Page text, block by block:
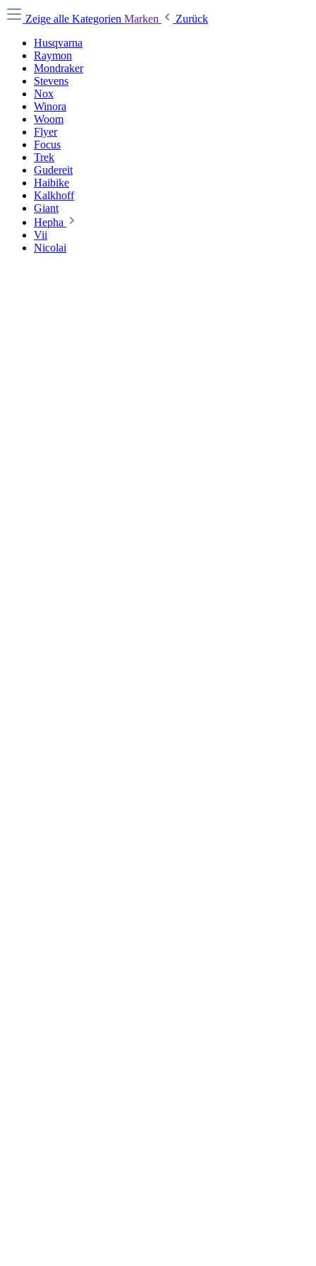
Zeige alle Kategorien Marken
Zurück
Husqvarna
Raymon
Mondraker
Stevens
Nox
Winora
Woom
Flyer
Focus
Trek
Gudereit
Haibike
Kalkhoff
Giant
Hepha
Vii
Nicolai